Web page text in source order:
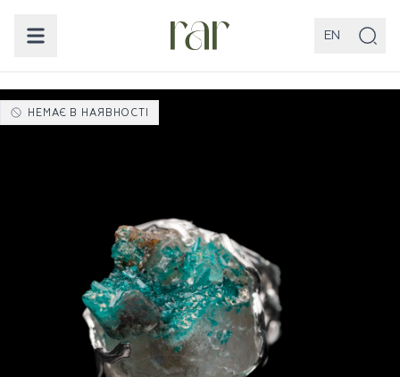
EN
НЕМАЄ В НАЯВНОСТІ